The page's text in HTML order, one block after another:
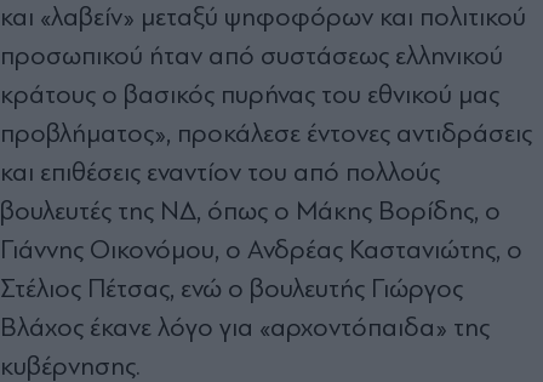
και «λαβείν» μεταξύ ψηφοφόρων και πολιτικού
προσωπικού ήταν από συστάσεως ελληνικού
κράτους ο βασικός πυρήνας του εθνικού μας
προβλήματος», προκάλεσε έντονες αντιδράσεις
και επιθέσεις εναντίον του από πολλούς
βουλευτές της ΝΔ, όπως ο Μάκης Βορίδης, ο
Γιάννης Οικονόμου, ο Ανδρέας Καστανιώτης, ο
Στέλιος Πέτσας, ενώ ο βουλευτής Γιώργος
Βλάχος έκανε λόγο για «αρχοντόπαιδα» της
κυβέρνησης.